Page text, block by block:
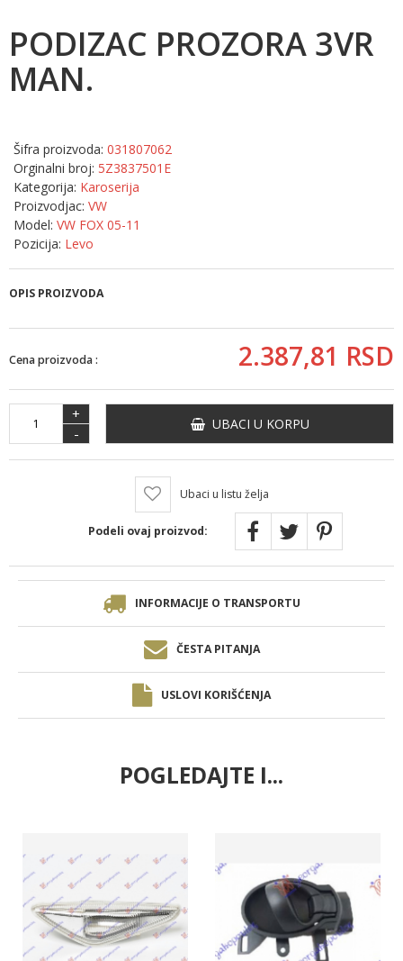
PODIZAC PROZORA 3VR
MAN.
Šifra proizvoda: 031807062
Orginalni broj: 5Z3837501E
Kategorija: Karoserija
Proizvodjac: VW
Model: VW FOX 05-11
Pozicija: Levo
OPIS PROIZVODA
Cena proizvoda : 2.387,81 RSD
+
-
UBACI U KORPU
Ubaci u listu želja
Podeli ovaj proizvod:
INFORMACIJE O TRANSPORTU
ČESTA PITANJA
USLOVI KORIŠĆENJA
POGLEDAJTE I...